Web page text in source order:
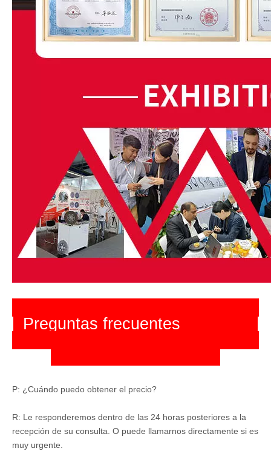
Preguntas frecuentes
P: ¿Cuándo puedo obtener el precio?
R: Le responderemos dentro de las 24 horas posteriores a la
recepción de su consulta. O puede llamarnos directamente si es
muy urgente.